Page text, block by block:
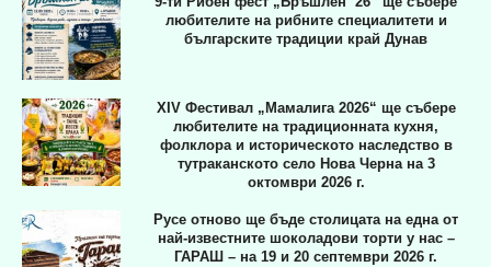
любителите на рибните специалитети и
българските традиции край Дунав
XIV Фестивал „Мамалига 2026“ ще събере
любителите на традиционната кухня,
фолклора и историческото наследство в
тутраканското село Нова Черна на 3
октомври 2026 г.
Русе отново ще бъде столицата на една от
най-известните шоколадови торти у нас –
ГАРАШ – на 19 и 20 септември 2026 г.